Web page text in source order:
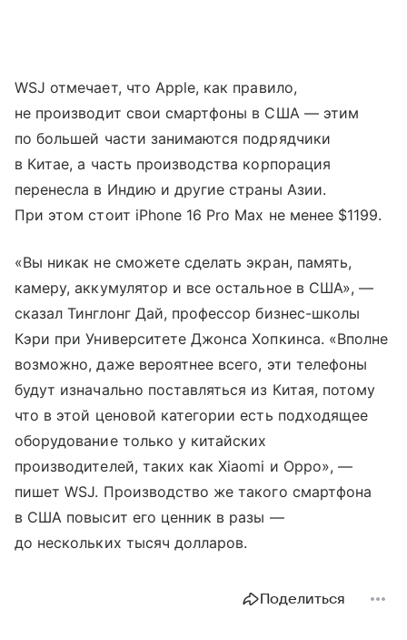
WSJ отмечает, что Apple, как правило,
не производит свои смартфоны в США — этим
по большей части занимаются подрядчики
в Китае, а часть производства корпорация
перенесла в Индию и другие страны Азии.
При этом стоит iPhone 16 Pro Max не менее $1199.
«Вы никак не сможете сделать экран, память,
камеру, аккумулятор и все остальное в США», —
сказал Тинглонг Дай, профессор бизнес-школы
Кэри при Университете Джонса Хопкинса. «Вполне
возможно, даже вероятнее всего, эти телефоны
будут изначально поставляться из Китая, потому
что в этой ценовой категории есть подходящее
оборудование только у китайских
производителей, таких как Xiaomi и Oppo», —
пишет WSJ. Производство же такого смартфона
в США повысит его ценник в разы —
до нескольких тысяч долларов.
Поделиться